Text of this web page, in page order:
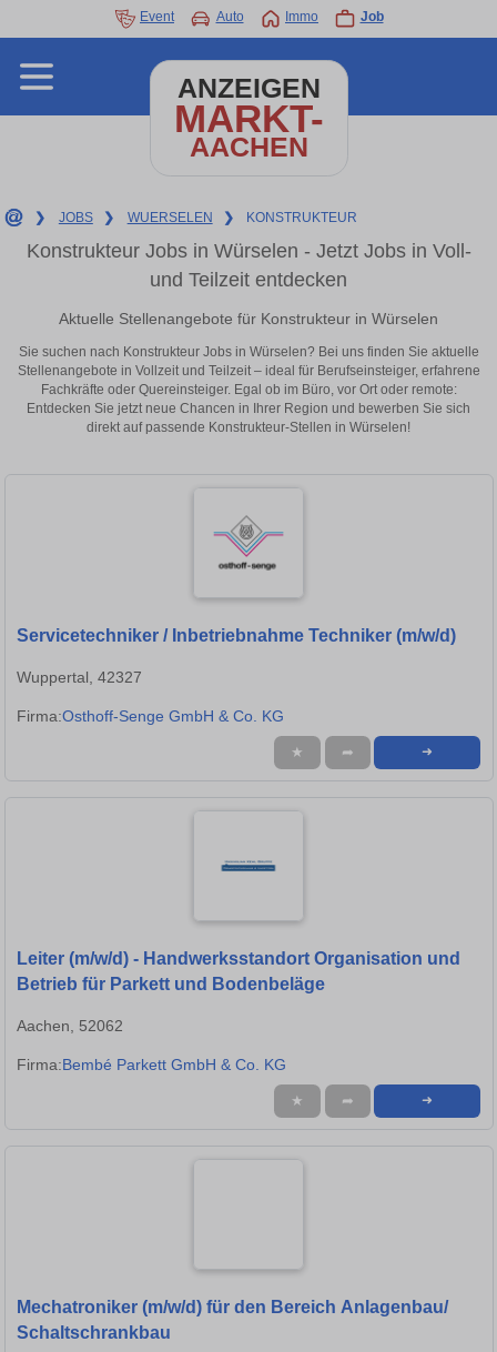
Event Auto Immo Job
ANZEIGEN
MARKT-
AACHEN
❯ JOBS ❯ WUERSELEN ❯ KONSTRUKTEUR
Konstrukteur Jobs in Würselen - Jetzt Jobs in Voll-
und Teilzeit entdecken
Aktuelle Stellenangebote für Konstrukteur in Würselen
Sie suchen nach Konstrukteur Jobs in Würselen? Bei uns finden Sie aktuelle
Stellenangebote in Vollzeit und Teilzeit – ideal für Berufseinsteiger, erfahrene
Fachkräfte oder Quereinsteiger. Egal ob im Büro, vor Ort oder remote:
Entdecken Sie jetzt neue Chancen in Ihrer Region und bewerben Sie sich
direkt auf passende Konstrukteur-Stellen in Würselen!
Servicetechniker / Inbetriebnahme Techniker (m/w/d)
Wuppertal, 42327
Firma:Osthoff-Senge GmbH & Co. KG
★ ➦ ➜
Leiter (m/w/d) - Handwerksstandort Organisation und
Betrieb für Parkett und Bodenbeläge
Aachen, 52062
Firma:Bembé Parkett GmbH & Co. KG
★ ➦ ➜
Mechatroniker (m/w/d) für den Bereich Anlagenbau/
Schaltschrankbau